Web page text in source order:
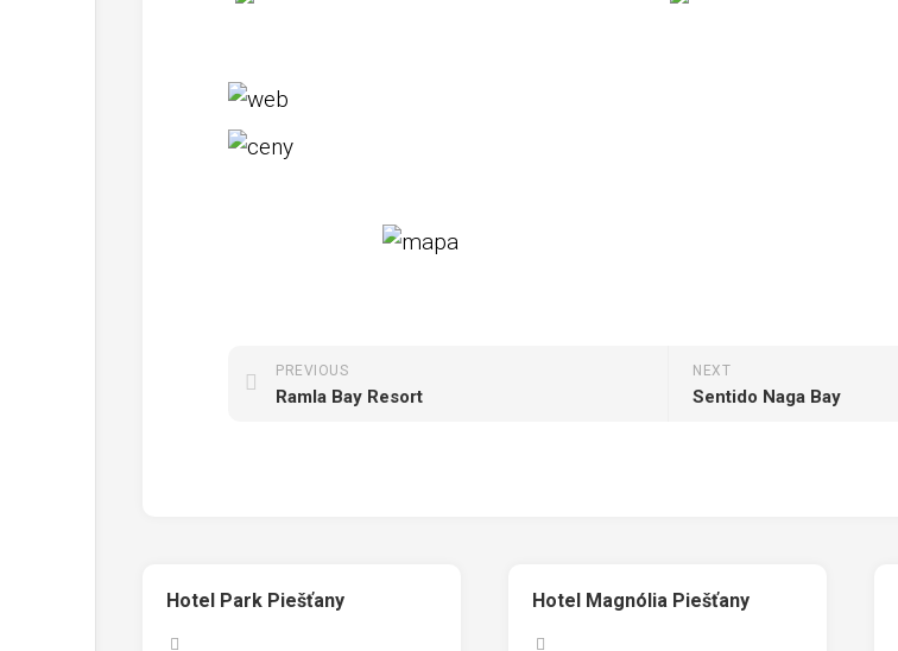
NEXT
Sentido Naga Bay
PREVIOUS
Ramla Bay Resort
Hotel Park Piešťany Hotel Magnólia Piešťany